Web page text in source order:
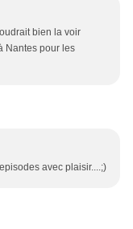
bien la voir
Nantes pour les
avec plaisir....;)